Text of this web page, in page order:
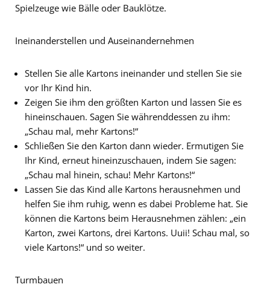
Spielzeuge wie Bälle oder Bauklötze.
Ineinanderstellen und Auseinandernehmen
Stellen Sie alle Kartons ineinander und stellen Sie sie
vor Ihr Kind hin.
Zeigen Sie ihm den größten Karton und lassen Sie es
hineinschauen. Sagen Sie währenddessen zu ihm:
„Schau mal, mehr Kartons!“
Schließen Sie den Karton dann wieder. Ermutigen Sie
Ihr Kind, erneut hineinzuschauen, indem Sie sagen:
„Schau mal hinein, schau! Mehr Kartons!“
Lassen Sie das Kind alle Kartons herausnehmen und
helfen Sie ihm ruhig, wenn es dabei Probleme hat. Sie
können die Kartons beim Herausnehmen zählen: „ein
Karton, zwei Kartons, drei Kartons. Uuii! Schau mal, so
viele Kartons!“ und so weiter.
Turmbauen